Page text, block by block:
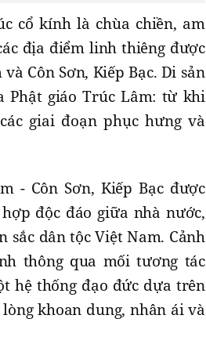
cổ kính là chùa chiền, am
địa điểm linh thiêng được
Côn Sơn, Kiếp Bạc. Di sản
Phật giáo Trúc Lâm: từ khi
giai đoạn phục hưng và
- Côn Sơn, Kiếp Bạc được
độc đáo giữa nhà nước,
dân tộc Việt Nam. Cảnh
thông qua mối tương tác
hệ thống đạo đức dựa trên
khoan dung, nhân ái và